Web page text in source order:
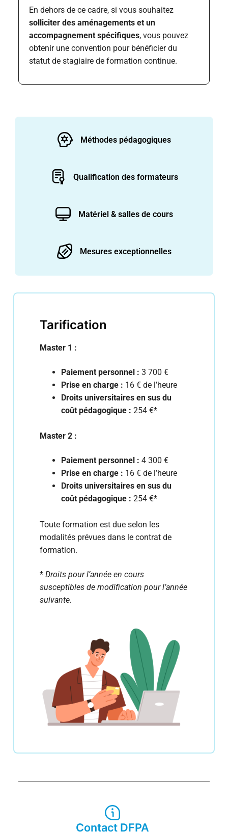
En dehors de ce cadre, si vous souhaitez
solliciter des aménagements et un
accompagnement spécifiques, vous pouvez
obtenir une convention pour bénéficier du
statut de stagiaire de formation continue.
Méthodes pédagogiques
Qualification des formateurs
Matériel & salles de cours
Mesures exceptionnelles
Tarification
Master 1 :
Paiement personnel : 3 700 €
Prise en charge : 16 € de l’heure
Droits universitaires en sus du
coût pédagogique : 254 €*
Master 2 :
Paiement personnel : 4 300 €
Prise en charge : 16 € de l’heure
Droits universitaires en sus du
coût pédagogique : 254 €*
Toute formation est due selon les
modalités prévues dans le contrat de
formation.
* Droits pour l’année en cours
susceptibles de modification pour l’année
suivante.
Contact DFPA